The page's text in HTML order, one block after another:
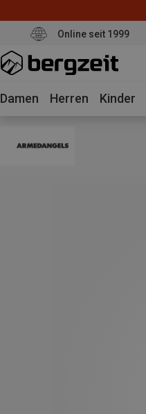
Online seit 1999
Damen Herren Kinder